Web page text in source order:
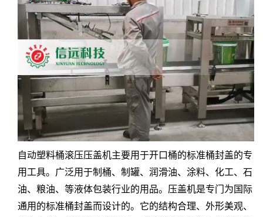
自动塑料桶滚压压盖机主要用于开口桶的标准桶封盖的专
用工具。广泛用于制桶、制罐、润滑油、涂料、化工、石
油、粮油、等液体包装行业的用品。压盖机是专门为国际
通用的标准桶封盖而设计的。它的结构合理、外形美观、